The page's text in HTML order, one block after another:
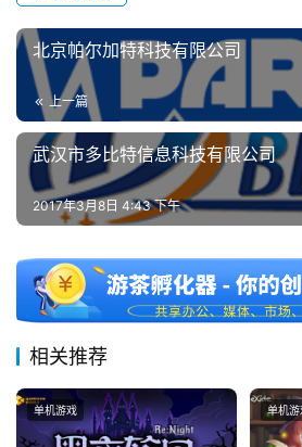
北京帕尔加特科技有限公司
上一篇
武汉市多比特信息科技有限公司
2017年3月8日 4:43 下午
相关推荐
单机游戏 单机游